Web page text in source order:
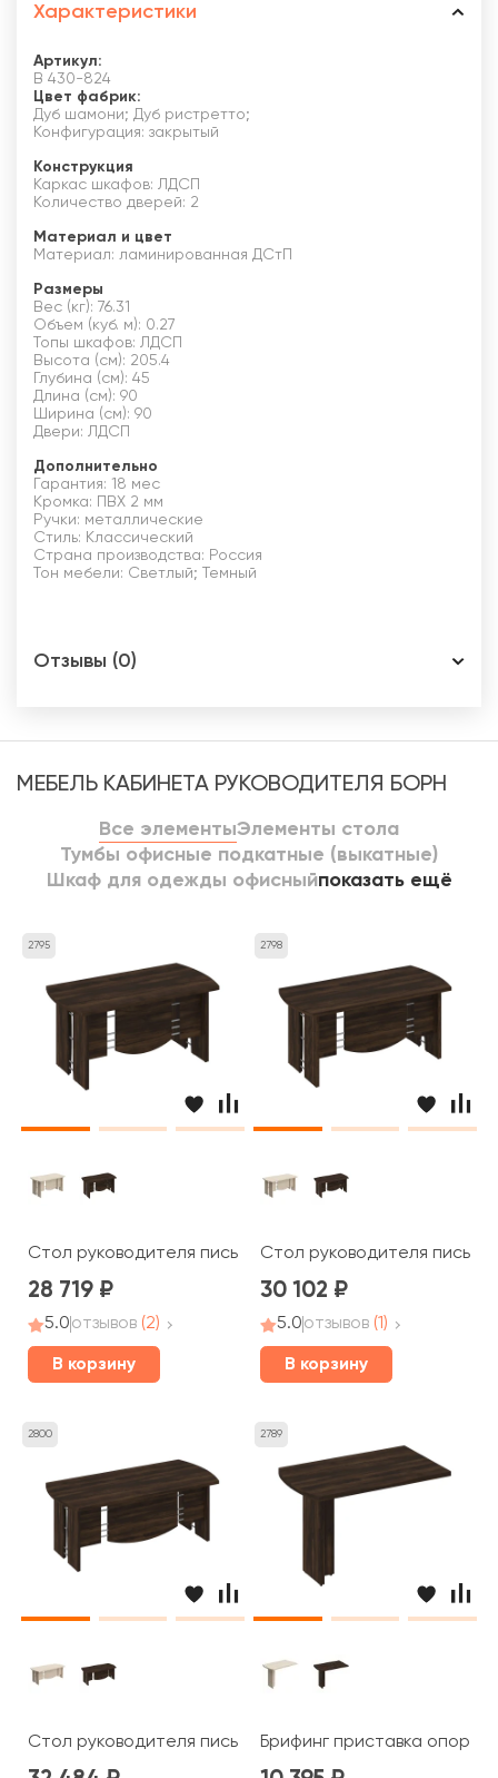
Характеристики
Артикул:
В 430-824
Цвет фабрик:
Дуб шамони; Дуб ристретто;
Конфигурация: закрытый
Конструкция
Каркас шкафов: ЛДСП
Количество дверей: 2
Материал и цвет
Материал: ламинированная ДСтП
Размеры
Вес (кг): 76.31
Объем (куб. м): 0.27
Топы шкафов: ЛДСП
Высота (см): 205.4
Глубина (см): 45
Длина (см): 90
Ширина (см): 90
Двери: ЛДСП
Дополнительно
Гарантия: 18 мес
Кромка: ПВХ 2 мм
Ручки: металлические
Стиль: Классический
Страна производства: Россия
Тон мебели: Светлый; Темный
Отзывы (0)
МЕБЕЛЬ КАБИНЕТА РУКОВОДИТЕЛЯ БОРН
Все элементыЭлементы стола
Тумбы офисные подкатные (выкатные)
Шкаф для одежды офисныйпоказать ещё
2795
Стол руководителя письменный 160x80x75 Борн
28 719
5.0отзывов (2)
В корзину
2798
Стол руководителя
30 102
5.0отзывов (1)
В корзину
2800
Стол руководителя письменный 200x90x75 Борн
2789
Брифинг приставка опора